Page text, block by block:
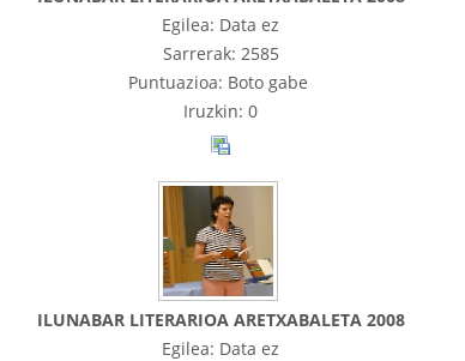
Egilea: Data ez
Sarrerak: 2585
Puntuazioa: Boto gabe
Iruzkin: 0
ILUNABAR LITERARIOA ARETXABALETA 2008
Egilea: Data ez